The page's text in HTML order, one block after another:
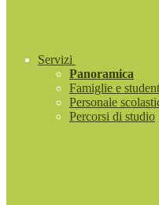
Servizi
Panoramica
Famiglie e
Personale
Percorsi di studio